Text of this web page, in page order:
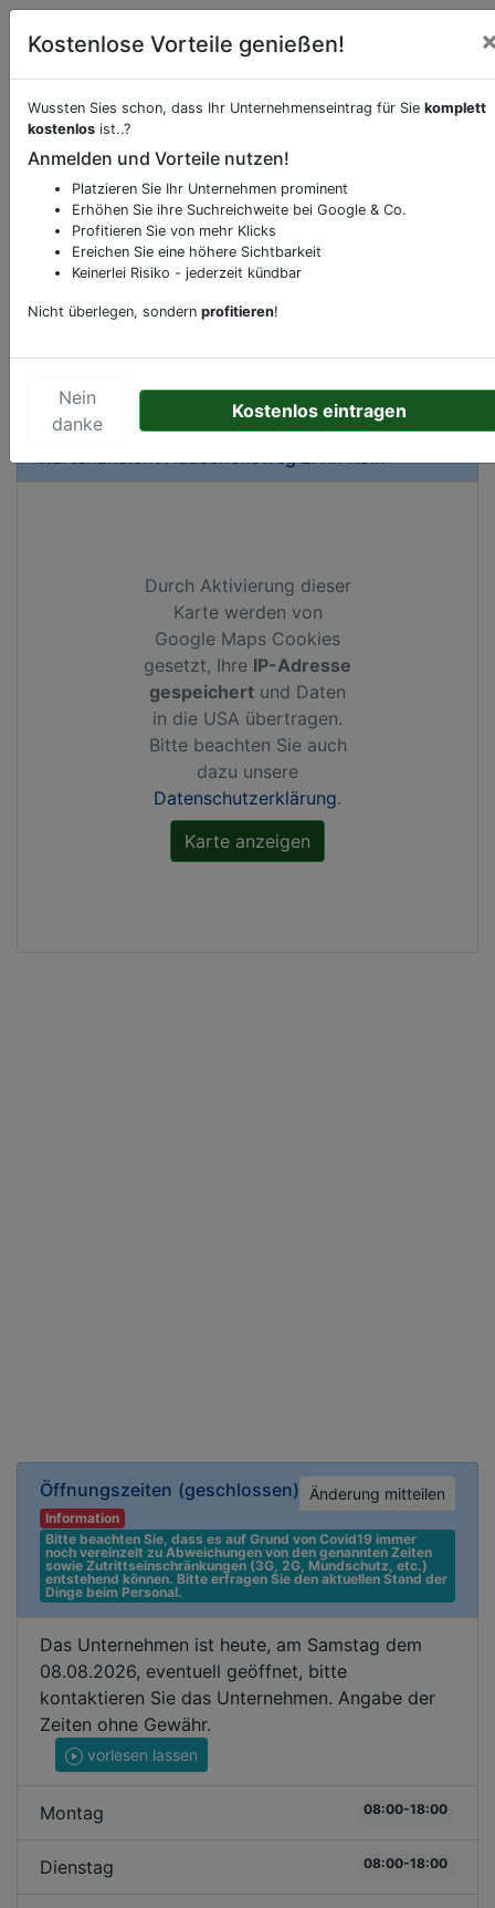
Öffnungszeiten (geschlossen) Änderung mitteilen
Information
Bitte beachten Sie, dass es auf Grund von Covid19 immer
noch vereinzelt zu Abweichungen von den genannten Zeiten
sowie Zutrittseinschränkungen (3G, 2G, Mundschutz, etc.)
entstehend können. Bitte erfragen Sie den aktuellen Stand der
Dinge beim Personal.
Das Unternehmen ist heute, am Samstag dem
08.08.2026, eventuell geöffnet, bitte
kontaktieren Sie das Unternehmen. Angabe der
Zeiten ohne Gewähr.
vorlesen lassen
Montag 08:00-18:00
Dienstag 08:00-18:00
Beschreibung & Services von
Sie möchten eine Beschreibung, Dienstleistung
oder andere relevante Informationen hinzufügen?
Klicken Sie bittehierum uns zu kontaktieren.
Gerne erweitern wir Ihren Firmeneintrag um
Ihr Unternehmen anbietet und womit Sie sich von
KartenansichtHäuschensweg 2AinKöln
Durch Aktivierung dieser
Karte werden von
Google Maps Cookies
gesetzt, Ihre IP-Adresse
gespeichert und Daten
in die USA übertragen.
Bitte beachten Sie auch
dazu unsere
Datenschutzerklärung.
Kostenlose Vorteile genießen!
Wussten Sies schon, dass Ihr Unternehmenseintrag für Sie komplett
kostenlos ist..?
Anmelden und Vorteile nutzen!
Platzieren Sie Ihr Unternehmen prominent
Erhöhen Sie ihre Suchreichweite bei Google & Co.
Profitieren Sie von mehr Klicks
Ereichen Sie eine höhere Sichtbarkeit
Keinerlei Risiko - jederzeit kündbar
Nicht überlegen, sondern profitieren!
Nein
danke
Kostenlos eintragen